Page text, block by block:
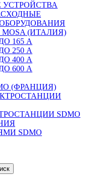
(ИТАЛИЯ)
165 А
250 А
400 А
600 А
(ФРАНЦИЯ)
SDMO
SDMO